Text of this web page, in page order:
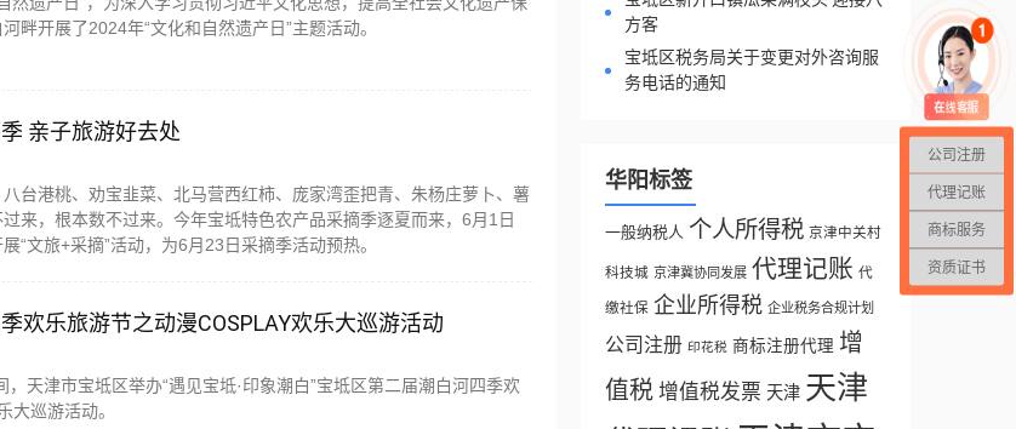
畔开展了2024年“文化和自然遗产日”主题活动。
亲子旅游好去处
台港桃、劝宝韭菜、北马营西红柿、庞家湾歪把青、朱杨庄萝卜、薯
来，根本数不过来。今年宝坻特色农产品采摘季逐夏而来，6月1日
“文旅+采摘”活动，为6月23日采摘季活动预热。
欢乐旅游节之动漫COSPLAY欢乐大巡游活动
天津市宝坻区举办“遇见宝坻·印象潮白”宝坻区第二届潮白河四季欢
大巡游活动。
方客
宝坻区税务局关于变更对外咨询服
务电话的通知
华阳标签
一般纳税人 个人所得税 京津中关村
科技城 京津冀协同发展 代理记账 代
缴社保 企业所得税 企业税务合规计划
公司注册 印花税 商标注册代理 增
值税 增值税发票 天津 天津
公司注册
代理记账
商标服务
资质证书